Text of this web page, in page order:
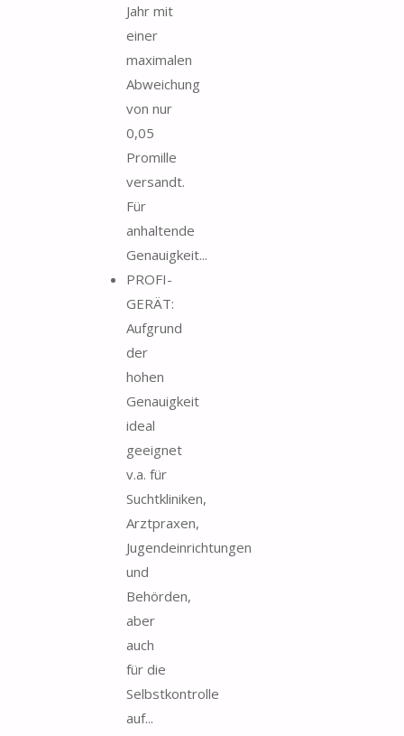
Jahr mit
einer
maximalen
Abweichung
von nur
0,05
Promille
versandt.
Für
anhaltende
Genauigkeit...
PROFI-
GERÄT:
Aufgrund
der
hohen
Genauigkeit
ideal
geeignet
v.a. für
Suchtkliniken,
Arztpraxen,
Jugendeinrichtungen
und
Behörden,
aber
auch
für die
Selbstkontrolle
auf...